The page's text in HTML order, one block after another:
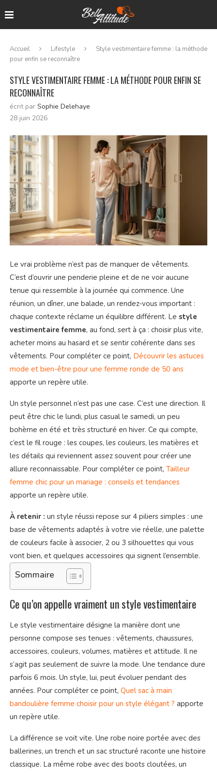
Accueil Lifestyle
Style vestimentaire femme : la méthode
pour enfin se reconnaître
STYLE VESTIMENTAIRE FEMME : LA MÉTHODE POUR ENFIN SE
RECONNAÎTRE
écrit par Sophie Delehaye
28 juin 2026
Le vrai problème n’est pas de manquer de vêtements.
C’est d’ouvrir une penderie pleine et de ne voir aucune
tenue qui ressemble à la journée qui commence. Une
réunion, un dîner, une balade, un rendez-vous important :
chaque contexte réclame un équilibre différent. Le style
vestimentaire femme, au fond, sert à ça : choisir plus vite,
acheter moins au hasard et se sentir cohérente dans ses
vêtements. Pour compléter ce point, Découvrir les astuces
mode et bien-être pour une femme ronde de 50 ans
apporte un repère utile.
Un style personnel n’est pas une case. C’est une direction. Il
peut être chic le lundi, plus casual le samedi, un peu
bohème en été et très structuré en hiver. Ce qui compte,
c’est le fil rouge : les coupes, les couleurs, les matières et
les détails qui reviennent assez souvent pour créer une
allure reconnaissable. Pour compléter ce point, Tailleur
femme chic pour un mariage : conseils et tendances
apporte un repère utile.
À retenir : un style réussi repose sur 4 piliers simples : une
base de vêtements adaptés à votre vie réelle, une palette
de couleurs facile à associer, 2 ou 3 silhouettes qui vous
vont bien, et quelques accessoires qui signent l’ensemble.
Sommaire
Ce qu’on appelle vraiment un style vestimentaire
Le style vestimentaire désigne la manière dont une
personne compose ses tenues : vêtements, chaussures,
accessoires, couleurs, volumes, matières et attitude. Il ne
s’agit pas seulement de suivre la mode. Une tendance dure
parfois 6 mois. Un style, lui, peut évoluer pendant des
années. Pour compléter ce point, Quel sac à main
bandoulière femme choisir pour un style élégant ? apporte
un repère utile.
La différence se voit vite. Une robe noire portée avec des
ballerines, un trench et un sac structuré raconte une histoire
classique. La même robe avec des boots cloutées, un